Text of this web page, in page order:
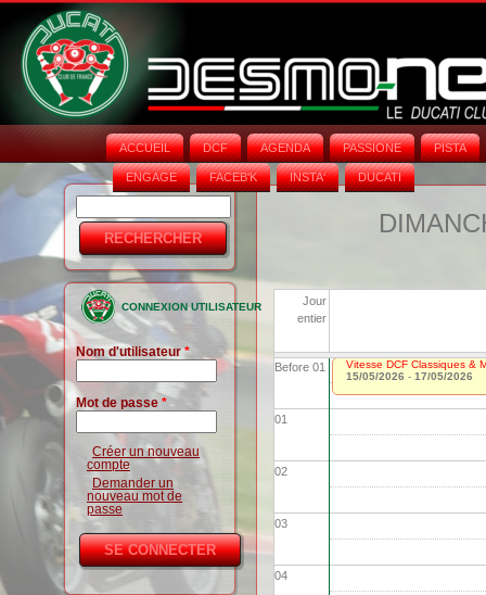
ACCUEIL DCF AGENDA PASSIONE PISTA
ENGAGE FACEB'K INSTA‘ DUCATI
Formulaire
de
recherche
CONNEXION UTILISATEUR
Nom d'utilisateur*
Mot de passe *
Créer un nouveau
compte
Demander un
nouveau mot de
passe
Jour
entier
Before 01
01
02
03
04
Vitesse DCF Classiques &
15/05/2026 - 17/05/2026